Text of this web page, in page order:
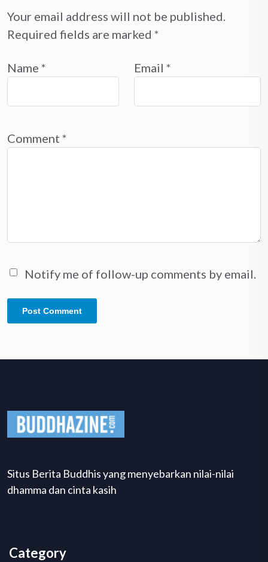
Your email address will not be published.
Required fields are marked *
Name * Email *
Comment *
Notify me of follow-up comments by email.
Situs Berita Buddhis yang menyebarkan nilai-nilai
dhamma dan cinta kasih
Category